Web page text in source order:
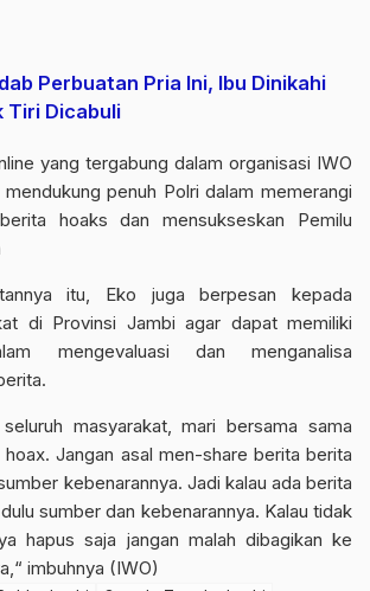
Perbuatan Pria Ini, Ibu Dinikahi
Tiri Dicabuli
yang tergabung dalam organisasi IWO
penuh Polri dalam memerangi
hoaks dan mensukseskan Pemilu
itu, Eko juga berpesan kepada
di Provinsi Jambi agar dapat memiliki
mengevaluasi dan menganalisa
masyarakat, mari bersama sama
Jangan asal men-share berita berita
kebenarannya. Jadi kalau ada berita
sumber dan kebenarannya. Kalau tidak
hapus saja jangan malah dibagikan ke
imbuhnya (IWO)